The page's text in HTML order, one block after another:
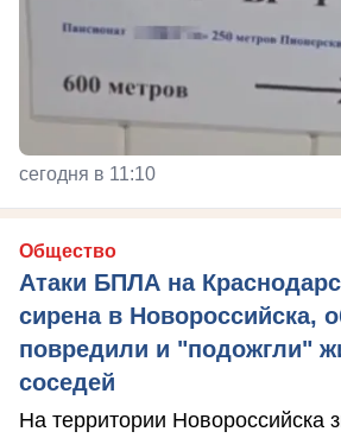
сегодня в 11:10
Общество
Атаки БПЛА на
сирена в Новороссийска,
повредили и "подожгли"
соседей
На территории Новороссийска